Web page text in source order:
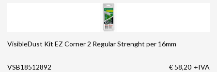
VisibleDust Kit EZ Corner 2 Regular Strenght per 16mm
VSB18512892 € 58,20 +IVA